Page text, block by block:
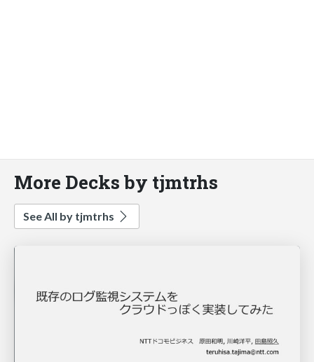
More Decks by tjmtrhs
See All by tjmtrhs